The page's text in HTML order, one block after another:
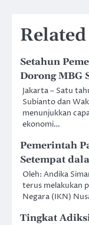
Setahun
Dorong MBG
Jakarta – Satu
Subianto dan
menunjukkan
ekonomi…
Pemerintah
Setempat
Oleh: Andika
terus melakukan
Negara (IKN)
Tingkat